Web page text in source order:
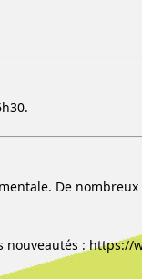
De
nouveautés : https://